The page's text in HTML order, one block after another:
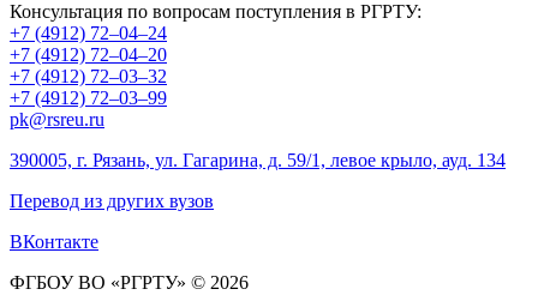
Консультация по вопросам поступления в РГРТУ:
+7 (4912) 72–04–24
+7 (4912) 72–04–20
+7 (4912) 72–03–32
+7 (4912) 72–03–99
pk@rsreu.ru
390005, г. Рязань, ул. Гагарина, д. 59/1, левое крыло, ауд. 134
Перевод из других вузов
ВКонтакте
ФГБОУ ВО «РГРТУ» © 2026